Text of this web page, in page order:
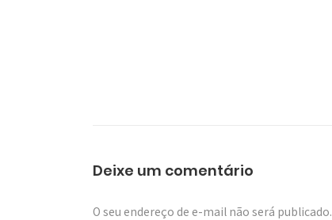
Deixe um comentário
O seu endereço de e-mail não será publicado.